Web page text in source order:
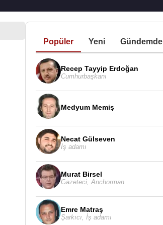
Popüler Yeni Gündemde
Recep Tayyip Erdoğan
Cumhurbaşkanı
Medyum Memiş
Necat Gülseven
İş adamı
Murat Birsel
Gazeteci, Anchorman
Emre Matraş
Şarkıcı İş adamı